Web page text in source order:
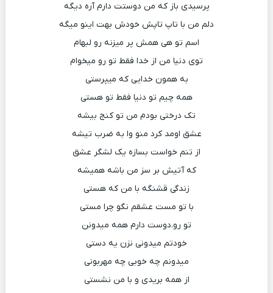
پرسیدی باز که من دوستت دارم آره دیگه
دلم من با تاپ تاپش خودش بهت اینو میگه
اسم تو هی همش پر میزنه رو لبهام
توی دنیا من از خدا فقط تو رو میخوام
به همون خدایی که میپرستی
همه چیم تو دنیا فقط تو هستی
تک درختی بودم من تو کنج بیشه
عشق اومد کرد منو وا به ضرب تیشه
از تنم خواست بسازه یک لشگر عشق
که آتیش بر سز من باشه همیشه
زندگی قشنگه با من که هستی
با تو مست عشقم نگو چرا مستی
تو رو.دوست دارم همه میدونن
خودتم میدونی نزن یه دستی
میدونم چه خوبی چه مهربونی
از همه بریدی و با من نشستی